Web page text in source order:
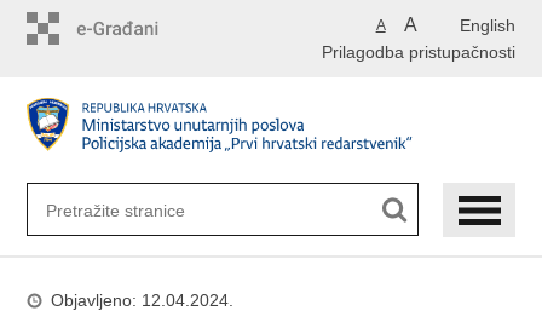
English
A A
Prilagodba pristupačnosti
Objavljeno: 12.04.2024.